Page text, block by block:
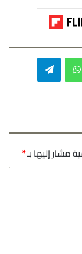
واتساب
مشار إليها بـ*